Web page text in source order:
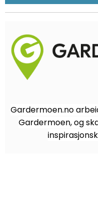
Gardermoen.no
Gardermoen, og